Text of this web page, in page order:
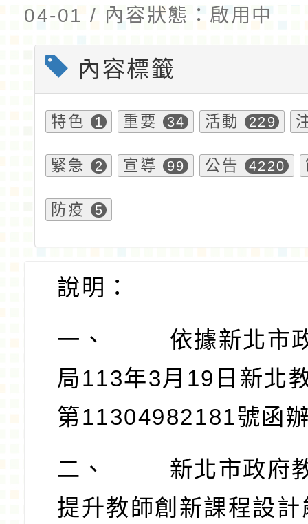
04-01 / 內容狀態：啟用中
內容標籤
特色 1 重要 34 活動 229
緊急 2 宣導 99 公告 4220
防疫 5
說明：
一、
依據新北市
局113年3月 19 日新北
第11304982181號函
二、
新北市政府
提升教師創新課程設